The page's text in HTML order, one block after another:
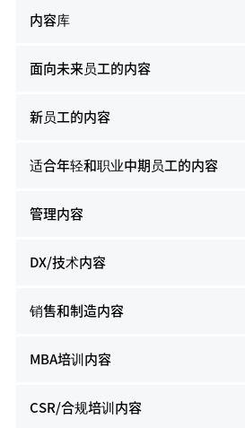
内容库
面向未来员工的内容
新员工的内容
适合年轻和职业中期员工的内容
管理内容
DX/技术内容
销售和制造内容
MBA培训内容
CSR/合规培训内容